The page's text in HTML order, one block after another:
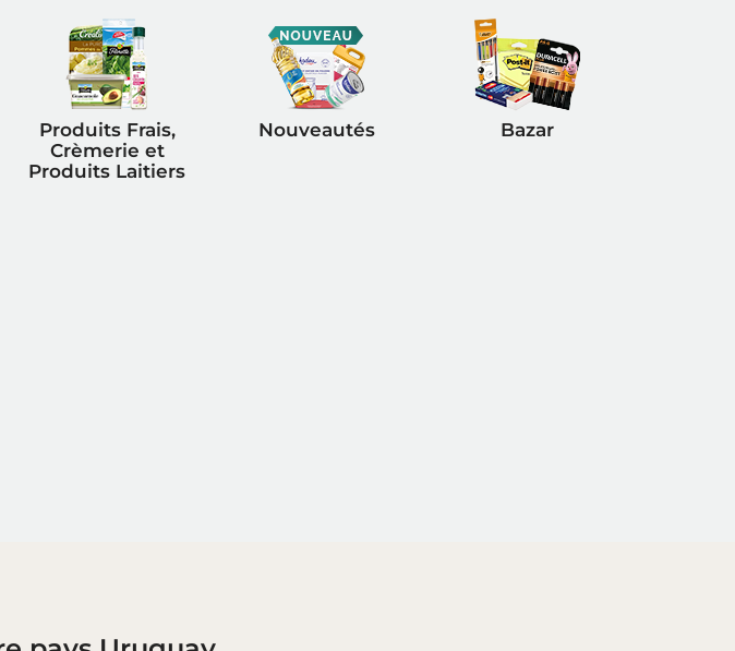
Produits Frais,
Crèmerie et
Produits Laitiers
Nouveautés Bazar